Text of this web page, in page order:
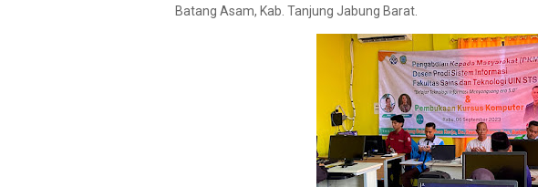
Batang Asam, Kab. Tanjung Jabung Barat.